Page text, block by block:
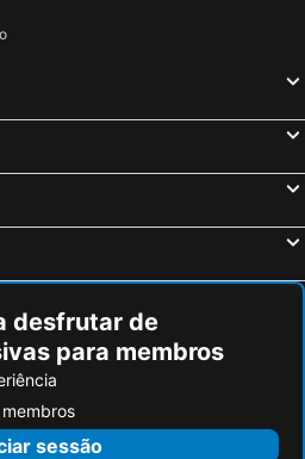
desfrutar de
para membros
sessão